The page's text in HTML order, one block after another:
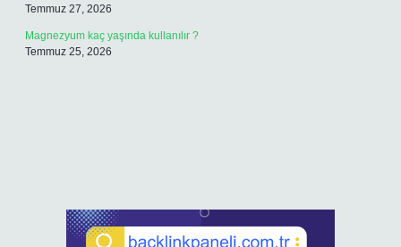
Temmuz 27, 2026
Magnezyum kaç yaşında kullanılır ?
Temmuz 25, 2026